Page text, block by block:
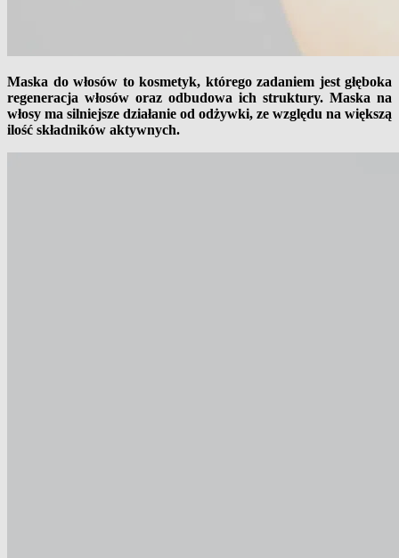
Maska do włosów to kosmetyk, którego zadaniem jest głęboka
regeneracja włosów oraz odbudowa ich struktury. Maska na
włosy ma silniejsze działanie od odżywki, ze względu na większą
ilość składników aktywnych.